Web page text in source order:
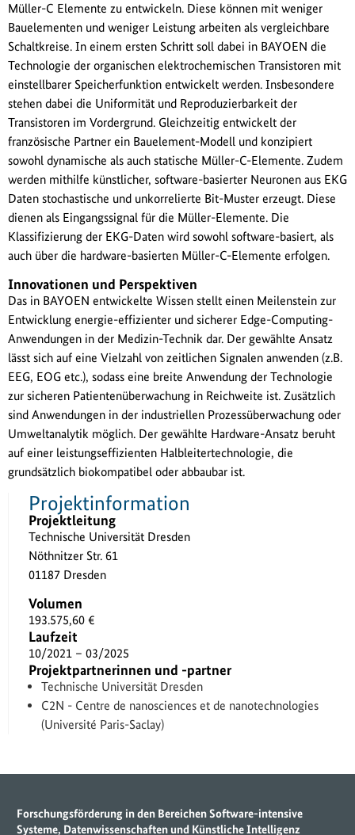
Müller-C Elemente zu entwickeln. Diese können mit weniger
Bauelementen und weniger Leistung arbeiten als vergleichbare
Schaltkreise. In einem ersten Schritt soll dabei in BAYOEN die
Technologie der organischen elektrochemischen Transistoren mit
einstellbarer Speicherfunktion entwickelt werden. Insbesondere
stehen dabei die Uniformität und Reproduzierbarkeit der
Transistoren im Vordergrund. Gleichzeitig entwickelt der
französische Partner ein Bauelement-Modell und konzipiert
sowohl dynamische als auch statische Müller-C-Elemente. Zudem
werden mithilfe künstlicher, software-basierter Neuronen aus EKG
Daten stochastische und unkorrelierte Bit-Muster erzeugt. Diese
dienen als Eingangssignal für die Müller-Elemente. Die
Klassifizierung der EKG-Daten wird sowohl software-basiert, als
auch über die hardware-basierten Müller-C-Elemente erfolgen.
Innovationen und Perspektiven
Das in BAYOEN entwickelte Wissen stellt einen Meilenstein zur
Entwicklung energie-effizienter und sicherer Edge-Computing-
Anwendungen in der Medizin-Technik dar. Der gewählte Ansatz
lässt sich auf eine Vielzahl von zeitlichen Signalen anwenden (z.B.
EEG, EOG etc.), sodass eine breite Anwendung der Technologie
zur sicheren Patientenüberwachung in Reichweite ist. Zusätzlich
sind Anwendungen in der industriellen Prozessüberwachung oder
Umweltanalytik möglich. Der gewählte Hardware-Ansatz beruht
auf einer leistungseffizienten Halbleitertechnologie, die
grundsätzlich biokompatibel oder abbaubar ist.
Projektinformation
Projektleitung
Technische Universität Dresden
Nöthnitzer Str. 61
01187 Dresden
Volumen
193.575,60 €
Laufzeit
10/2021 – 03/2025
Projektpartnerinnen und -partner
Technische Universität Dresden
C2N - Centre de nanosciences et de nanotechnologies
(Université Paris-Saclay)
Forschungsförderung in den Bereichen Software-intensive
Systeme, Datenwissenschaften und Künstliche Intelligenz